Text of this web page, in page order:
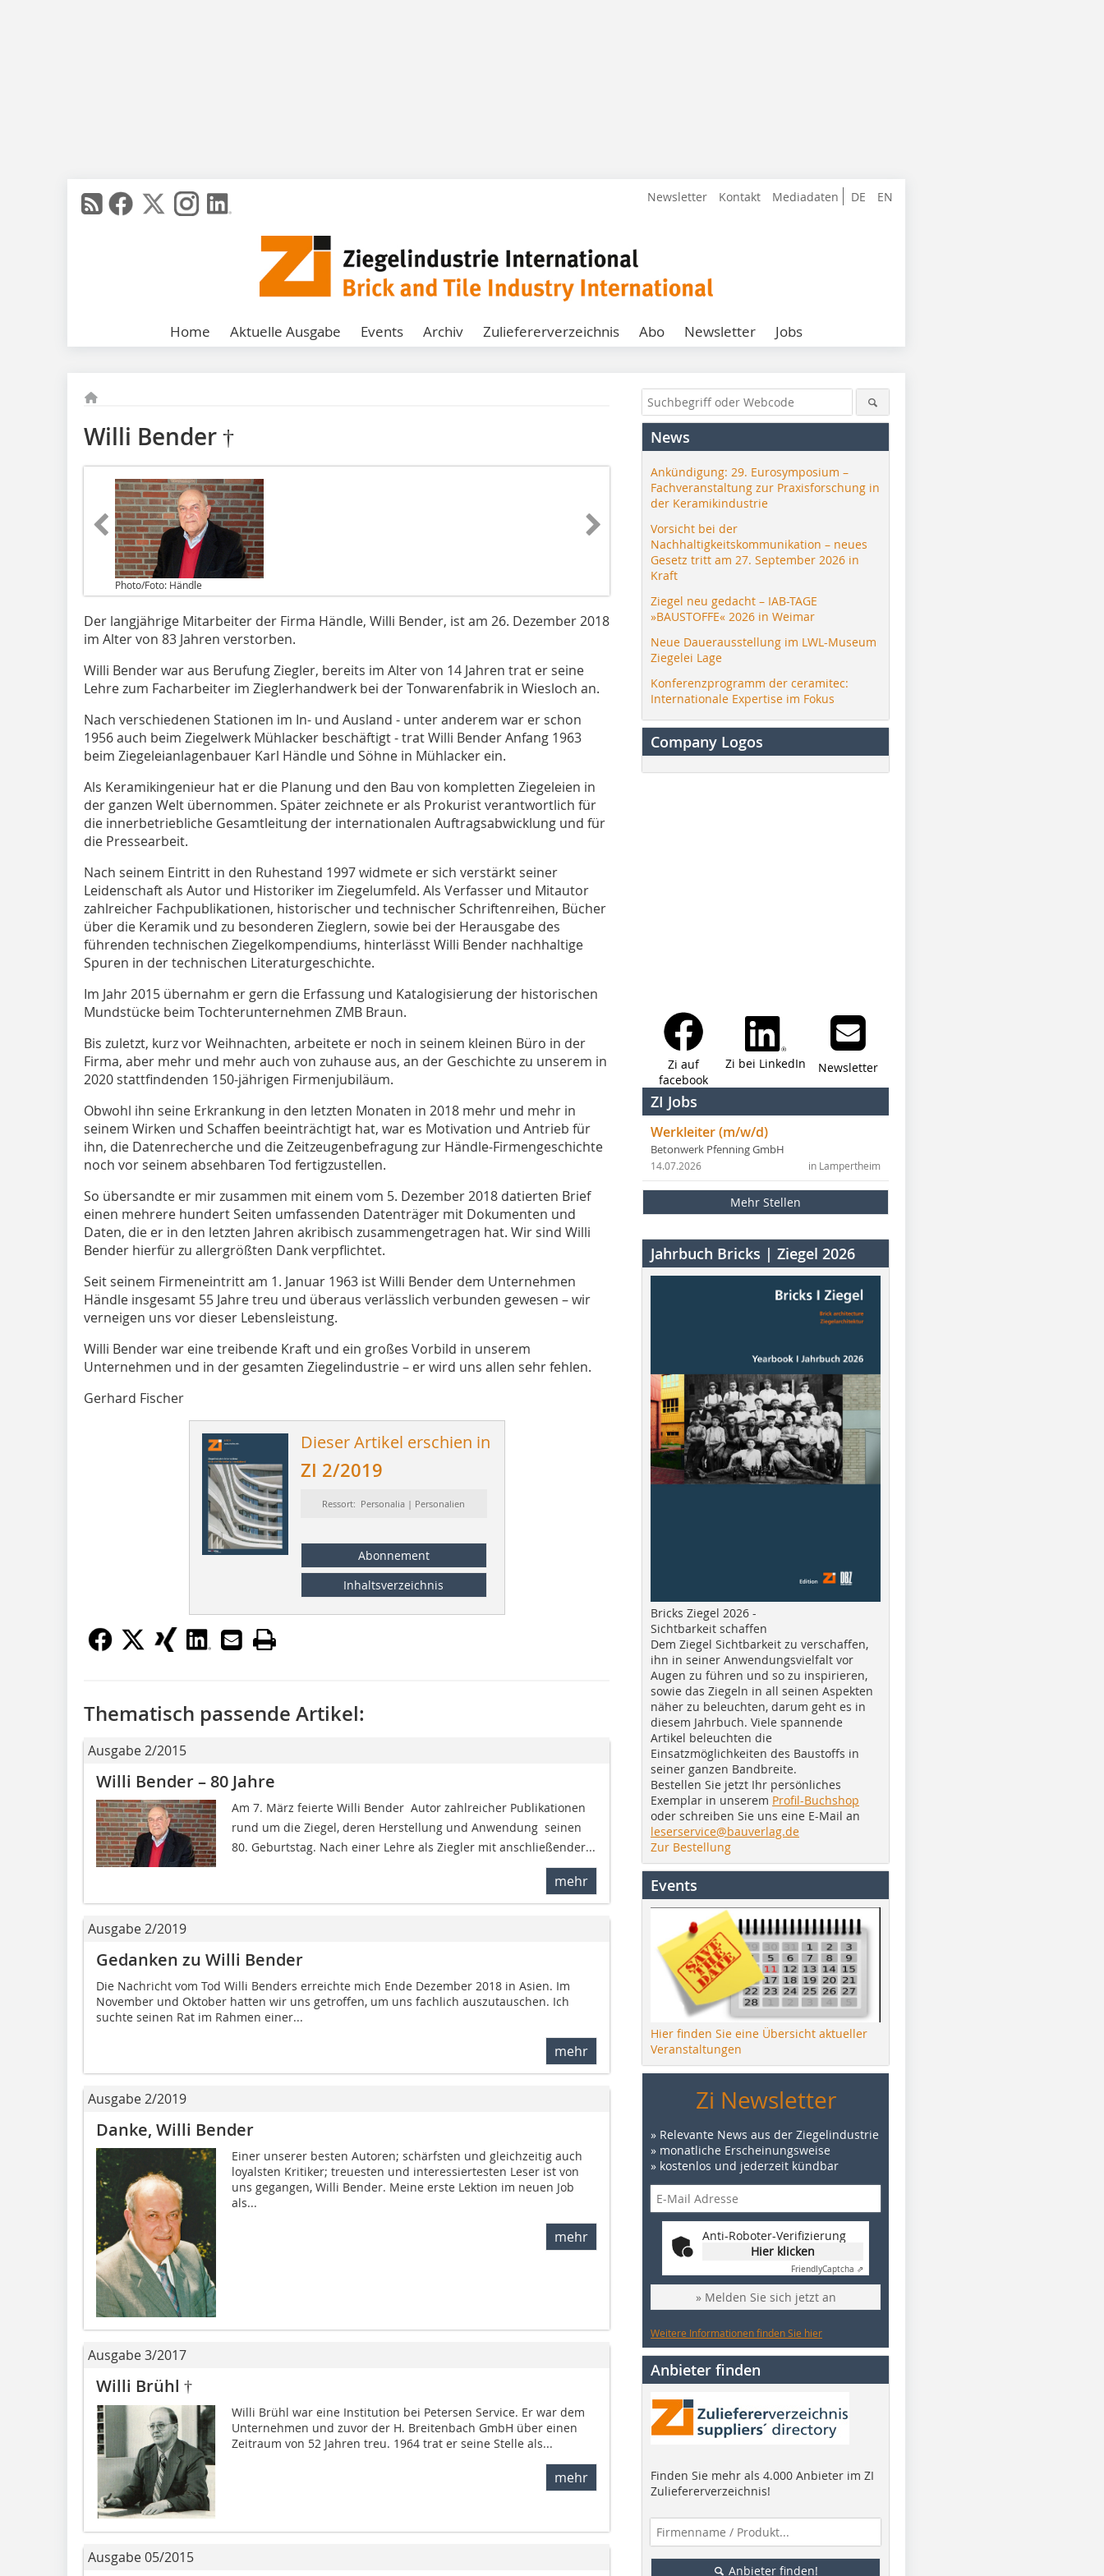
DE EN
Newsletter Kontakt Mediadaten
Home Aktuelle Ausgabe Events Archiv Zuliefererverzeichnis Abo Newsletter Jobs
Willi Bender †
Photo/Foto: Händle
Der langjährige Mitarbeiter der Firma Händle, Willi Bender, ist am 26. Dezember 2018
im Alter von 83 Jahren verstorben.
Willi Bender war aus Berufung Ziegler, bereits im Alter von 14 Jahren trat er seine
Lehre zum Facharbeiter im Zieglerhandwerk bei der Tonwarenfabrik in Wiesloch an.
Nach verschiedenen Stationen im In- und Ausland - unter anderem war er schon
1956 auch beim Ziegelwerk Mühlacker beschäftigt - trat Willi Bender Anfang 1963
beim Ziegeleianlagenbauer Karl Händle und Söhne in Mühlacker ein.
Als Keramikingenieur hat er die Planung und den Bau von kompletten Ziegeleien in
der ganzen Welt übernommen. Später zeichnete er als Prokurist verantwortlich für
die innerbetriebliche Gesamtleitung der internationalen Auftragsabwicklung und für
die Pressearbeit.
Nach seinem Eintritt in den Ruhestand 1997 widmete er sich verstärkt seiner
Leidenschaft als Autor und Historiker im Ziegelumfeld. Als Verfasser und Mitautor
zahlreicher Fachpublikationen, historischer und technischer Schriftenreihen, Bücher
über die Keramik und zu besonderen Zieglern, sowie bei der Herausgabe des
führenden technischen Ziegelkompendiums, hinterlässt Willi Bender nachhaltige
Spuren in der technischen Literaturgeschichte.
Im Jahr 2015 übernahm er gern die Erfassung und Katalogisierung der historischen
Mundstücke beim Tochterunternehmen ZMB Braun.
Bis zuletzt, kurz vor Weihnachten, arbeitete er noch in seinem kleinen Büro in der
Firma, aber mehr und mehr auch von zuhause aus, an der Geschichte zu unserem in
2020 stattfindenden 150-jährigen Firmenjubiläum.
Obwohl ihn seine Erkrankung in den letzten Monaten in 2018 mehr und mehr in
seinem Wirken und Schaffen beeinträchtigt hat, war es Motivation und Antrieb für
ihn, die Datenrecherche und die Zeitzeugenbefragung zur Händle-Firmengeschichte
noch vor seinem absehbaren Tod fertigzustellen.
So übersandte er mir zusammen mit einem vom 5. Dezember 2018 datierten Brief
einen mehrere hundert Seiten umfassenden Datenträger mit Dokumenten und
Daten, die er in den letzten Jahren akribisch zusammengetragen hat. Wir sind Willi
Bender hierfür zu allergrößten Dank verpflichtet.
Seit seinem Firmeneintritt am 1. Januar 1963 ist Willi Bender dem Unternehmen
Händle insgesamt 55 Jahre treu und überaus verlässlich verbunden gewesen – wir
verneigen uns vor dieser Lebensleistung.
Willi Bender war eine treibende Kraft und ein großes Vorbild in unserem
Unternehmen und in der gesamten Ziegelindustrie – er wird uns allen sehr fehlen.
Gerhard Fischer
Dieser Artikel erschien in
ZI 2/2019
Ressort: Personalia | Personalien
Abonnement
Inhaltsverzeichnis
Thematisch passende Artikel:
Ausgabe 2/2015
Willi Bender – 80 Jahre
Am 7. März feierte Willi Bender  Autor zahlreicher Publikationen
rund um die Ziegel, deren Herstellung und Anwendung  seinen
80. Geburtstag. Nach einer Lehre als Ziegler mit anschließender...
mehr
Ausgabe 2/2019
Gedanken zu Willi Bender
Die Nachricht vom Tod Willi Benders erreichte mich Ende Dezember 2018 in Asien. Im
November und Oktober hatten wir uns getroffen, um uns fachlich auszutauschen. Ich
suchte seinen Rat im Rahmen einer...
mehr
Ausgabe 2/2019
Danke, Willi Bender
Einer unserer besten Autoren; schärfsten und gleichzeitig auch
loyalsten Kritiker; treuesten und interessiertesten Leser ist von
uns gegangen, Willi Bender. Meine erste Lektion im neuen Job
als...
mehr
Ausgabe 3/2017
Willi Brühl †
Willi Brühl war eine Institution bei Petersen Service. Er war dem
Unternehmen und zuvor der H. Breitenbach GmbH über einen
Zeitraum von 52 Jahren treu. 1964 trat er seine Stelle als...
mehr
Ausgabe 05/2015
News
Ankündigung: 29. Eurosymposium –
Fachveranstaltung zur Praxisforschung in
der Keramikindustrie
Vorsicht bei der
Nachhaltigkeitskommunikation – neues
Gesetz tritt am 27. September 2026 in
Kraft
Ziegel neu gedacht – IAB-TAGE
»BAUSTOFFE« 2026 in Weimar
Neue Dauerausstellung im LWL-Museum
Ziegelei Lage
Konferenzprogramm der ceramitec:
Internationale Expertise im Fokus
Company Logos
Zi auf
facebook
Zi bei LinkedIn Newsletter
ZI Jobs
Werkleiter (m/w/d)
Betonwerk Pfenning GmbH
in Lampertheim
14.07.2026
Mehr Stellen
Jahrbuch Bricks | Ziegel 2026
Bricks Ziegel 2026 -
Sichtbarkeit schaffen
Dem Ziegel Sichtbarkeit zu verschaffen,
ihn in seiner Anwendungsvielfalt vor
Augen zu führen und so zu inspirieren,
sowie das Ziegeln in all seinen Aspekten
näher zu beleuchten, darum geht es in
diesem Jahrbuch. Viele spannende
Artikel beleuchten die
Einsatzmöglichkeiten des Baustoffs in
seiner ganzen Bandbreite.
Bestellen Sie jetzt Ihr persönliches
Exemplar in unserem Profil-Buchshop
oder schreiben Sie uns eine E-Mail an
leserservice@bauverlag.de
Zur Bestellung
Events
Hier finden Sie eine Übersicht aktueller
Veranstaltungen
Zi Newsletter
» Relevante News aus der Ziegelindustrie
» monatliche Erscheinungsweise
» kostenlos und jederzeit kündbar
Anti-Roboter-Verifizierung
Hier klicken
FriendlyCaptcha ⇗
» Melden Sie sich jetzt an
Weitere Informationen finden Sie hier
Anbieter finden
Finden Sie mehr als 4.000 Anbieter im ZI
Zuliefererverzeichnis!
Anbieter finden!